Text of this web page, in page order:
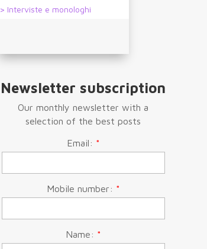
> Interviste e monologhi
Newsletter subscription
Our monthly newsletter with a
selection of the best posts
Email: *
Mobile number: *
Name: *